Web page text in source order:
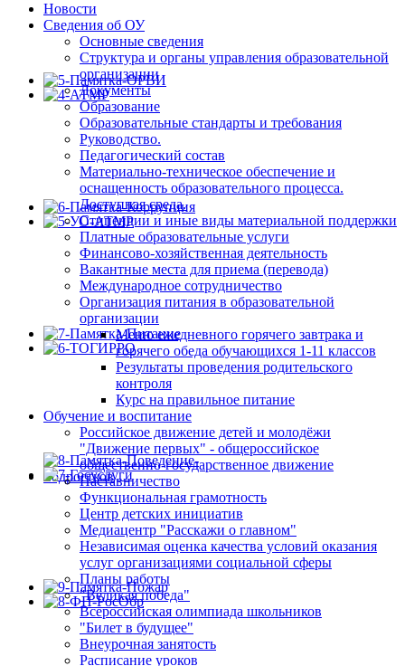
Новости
Сведения об ОУ
Основные сведения
Структура и органы управления образовательной
организации
Документы
Образование
Образовательные стандарты и требования
Руководство.
Педагогический состав
Материально-техническое обеспечение и
оснащенность образовательного процесса.
Доступная среда.
Стипендии и иные виды материальной поддержки
Платные образовательные услуги
Финансово-хозяйственная деятельность
Вакантные места для приема (перевода)
Международное сотрудничество
Организация питания в образовательной
организации
Меню ежедневного горячего завтрака и
горячего обеда обучающихся 1-11 классов
Результаты проведения родительского
контроля
Курс на правильное питание
Обучение и воспитание
Российское движение детей и молодёжи
"Движение первых" - общероссийское
общественно-государственное движение
Наставничество
Функциональная грамотность
Центр детских инициатив
Медиацентр "Расскажи о главном"
Независимая оценка качества условий оказания
услуг организациями социальной сферы
Планы работы
"Великая победа"
Всероссийская олимпиада школьников
"Билет в будущее"
Внеурочная занятость
Расписание уроков